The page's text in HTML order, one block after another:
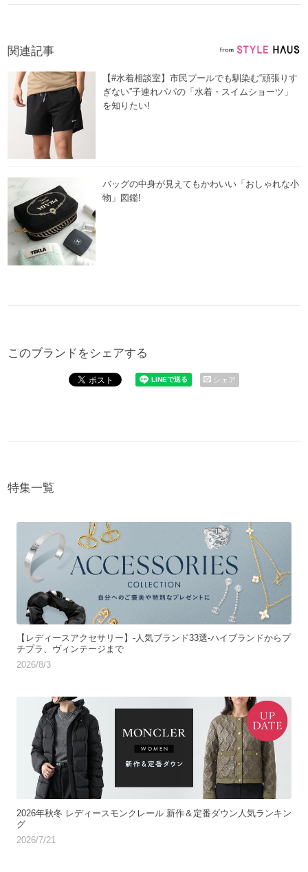
関連記事
【#水着相談室】市民プールでも馴染む“頑張りす
ぎない”子連れパパの「水着・スイムショーツ」
を知りたい!
バッグの中身が見えてもかわいい「おしゃれな小
物」図鑑!
このブランドをシェアする
シェア
特集一覧
【レディースアクセサリー】-人気ブランド33選-ハイブランドからプ
チプラ、ヴィンテージまで
2026/8/3
2026年秋冬 レディースモンクレール 新作＆定番ダウン人気ランキン
グ
2026/7/21